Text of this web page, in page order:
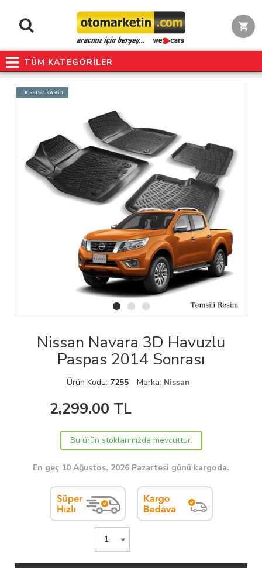
TÜM KATEGORİLER
ÜCRETSİZ KARGO
Nissan Navara 3D Havuzlu
Paspas 2014 Sonrası
Ürün Kodu: 7255 Marka: Nissan
2,299.00 TL
Bu ürün stoklarımızda mevcuttur.
En geç 10 Ağustos, 2026 Pazartesi günü kargoda.